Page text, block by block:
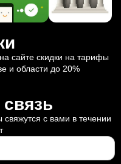
сайте скидки на тарифы
и области до 20%
с вами в течении